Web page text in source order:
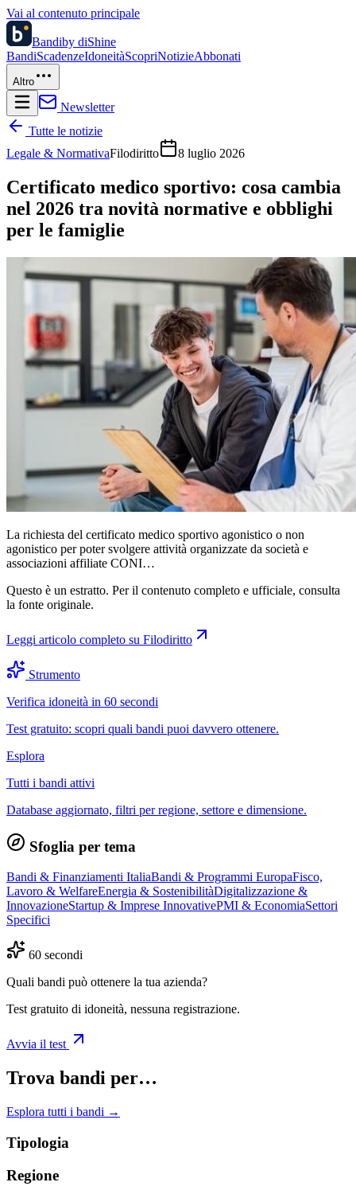
Vai al contenuto principale
Bandiby diShine
BandiScadenzeIdoneitàScopriNotizieAbbonati
Altro
Newsletter
Tutte le notizie
Legale & NormativaFilodiritto 8 luglio 2026
Certificato medico sportivo: cosa cambia
nel 2026 tra novità normative e obblighi
per le famiglie
La richiesta del certificato medico sportivo agonistico o non
agonistico per poter svolgere attività organizzate da società e
associazioni affiliate CONI…
Questo è un estratto. Per il contenuto completo e ufficiale, consulta
la fonte originale.
Leggi articolo completo su Filodiritto
Strumento
Verifica idoneità in 60 secondi
Test gratuito: scopri quali bandi puoi davvero ottenere.
Esplora
Tutti i bandi attivi
Database aggiornato, filtri per regione, settore e dimensione.
Sfoglia per tema
Bandi & Finanziamenti ItaliaBandi & Programmi EuropaFisco,
Lavoro & WelfareEnergia & SostenibilitàDigitalizzazione &
InnovazioneStartup & Imprese InnovativePMI & EconomiaSettori
Specifici
60 secondi
Quali bandi può ottenere la tua azienda?
Test gratuito di idoneità, nessuna registrazione.
Avvia il test
Trova bandi per…
Esplora tutti i bandi →
Tipologia
Regione